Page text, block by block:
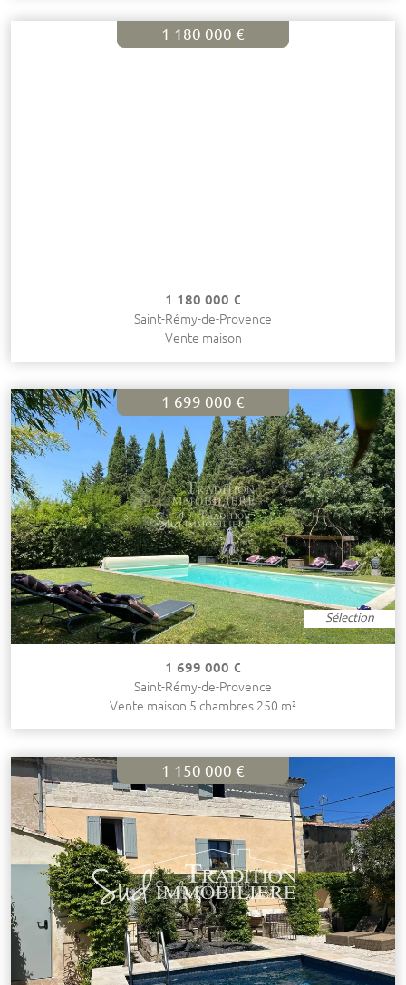
1 180 000 €
1 180 000 €
Saint-Rémy-de-Provence
Vente maison
1 699 000 €
Sélection
1 699 000 €
Saint-Rémy-de-Provence
Vente maison 5 chambres 250 m²
1 150 000 €